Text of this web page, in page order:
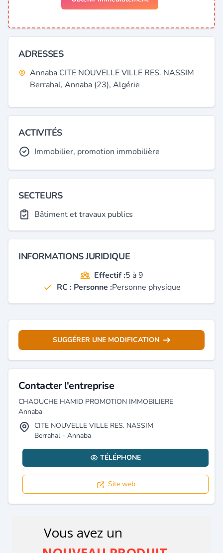
ADRESSES
Annaba CITE NOUVELLE VILLE RES. NASSIM
Berrahal, Annaba (23), Algérie
ACTIVITÉS
Immobilier, promotion immobilière
SECTEURS
Bâtiment et travaux publics
INFORMATIONS JURIDIQUE
Effectif :5 à 9
RC : Personne :Personne physique
SUGGÉRER UNE MODIFICATION
Contacter l'entreprise
CHAOUCHE HAMID PROMOTION IMMOBILIERE
Annaba
CITE NOUVELLE VILLE RES. NASSIM
Berrahal - Annaba
TÉLÉPHONE
Site web